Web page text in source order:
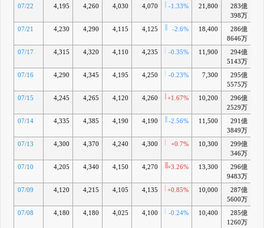
07/22 4,195 4,260 4,030 4,070 -1.33% 21,800
283億
398万
07/21 4,230 4,290 4,115 4,125 -2.6% 18,400
286億
8646万
07/17 4,315 4,320 4,110 4,235 -0.35% 11,900
294億
5143万
07/16 4,290 4,345 4,195 4,250 -0.23% 7,300
295億
5575万
07/15 4,245 4,265 4,120 4,260 +1.67% 10,200
296億
2529万
07/14 4,335 4,385 4,190 4,190 -2.56% 11,500
291億
3849万
07/13 4,300 4,370 4,240 4,300 +0.7% 10,300
299億
346万
07/10 4,205 4,340 4,150 4,270 +3.26% 13,300
296億
9483万
07/09 4,120 4,215 4,105 4,135 +0.85% 10,000
287億
5600万
07/08 4,180 4,180 4,025 4,100 -0.24% 10,400
285億
1260万